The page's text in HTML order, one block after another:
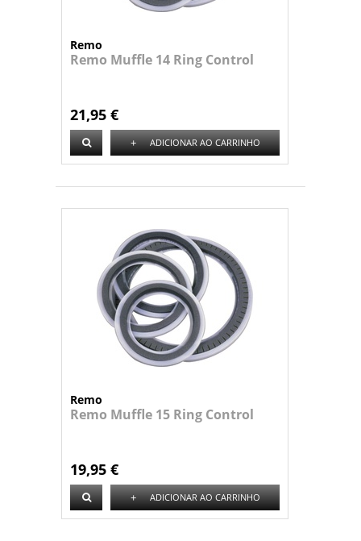
Remo
Remo Muffle 14 Ring Control
21,95 €
+ ADICIONAR AO CARRINHO
Remo
Remo Muffle 15 Ring Control
19,95 €
+ ADICIONAR AO CARRINHO